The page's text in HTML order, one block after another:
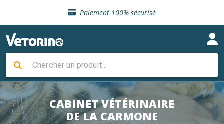
Paiement 100% sécurisé
Livraison gratuite en clinique vétérinaire
Sélection de croquettes vétérinaire
Livraison gratuite en clinique vétérinaire
Retour gratuit en clinique
Sélection de croquettes vétérinaire
CABINET VÉTÉRINAIRE
DE LA CARMONE